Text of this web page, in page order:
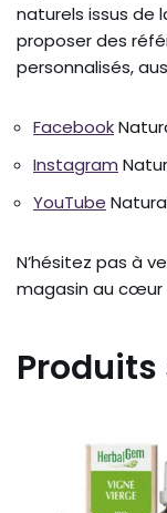
naturels issus de
proposer des
personnalisés,
Facebook
Instagram
YouTube
N’hésitez pas à
magasin au cœur